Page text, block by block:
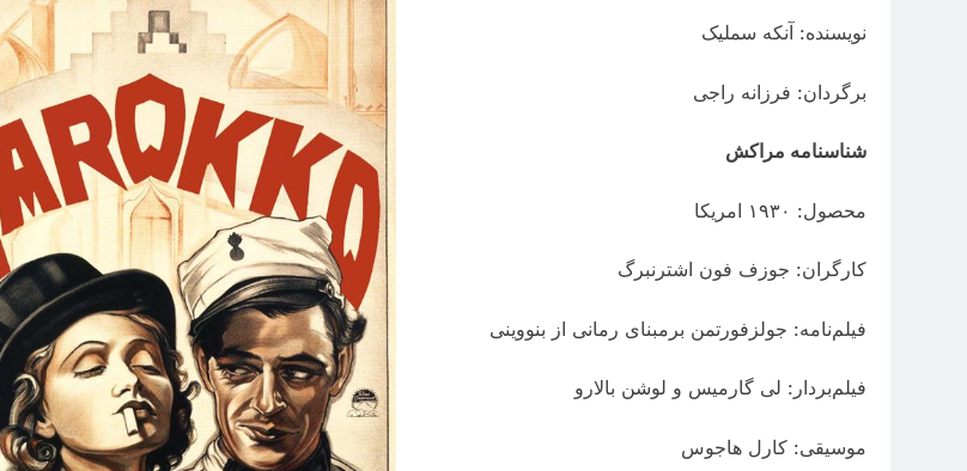
نویسنده: آنکه سملیک
برگردان: فرزانه راجی
شناسنامه مراکش
محصول: ١٩٣٠ امریکا
کارگران: جوزف فون اشترنبرگ
فیلم‌نامه: جولزفورتمن برمبنای رمانی از بنووینی
فیلم‌بردار: لی گارمیس و لوشن بالارو
موسیقی: کارل هاجوس